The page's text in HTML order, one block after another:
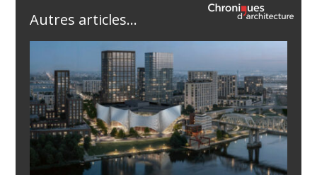
Autres articles...